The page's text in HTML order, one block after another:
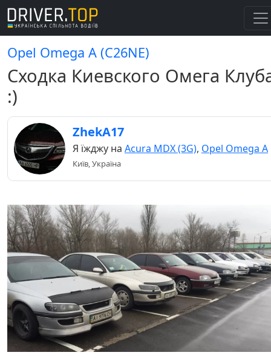
Opel Omega A (C26NE)
Сходка Киевского Омега
:)
ZhekA17
Я їжджу на Acura MDX (3G), Opel Omega A
Київ, Україна